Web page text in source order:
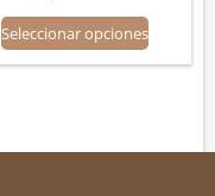
Seleccionar opciones